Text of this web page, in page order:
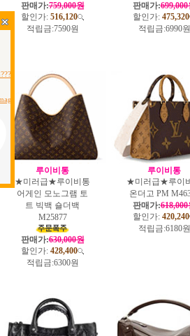
판매가:759,000원
할인가: 516,120
적립금:7590원
판매가:699,000
할인가: 475,320
적립금:6990원
루이비통
★미러급★루이비통
어게인 모노그램 토
트 빅백 숄더백
M25877
판매가:630,000원
할인가: 428,400
적립금:6300원
루이비통
★미러급★루이
온더고 PM
판매가:618,000
할인가: 420,240
적립금:6180원